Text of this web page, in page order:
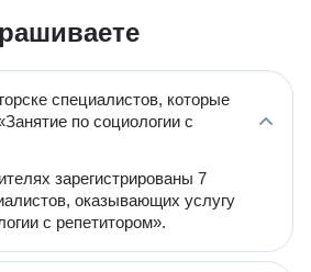
специалистов, которые
по социологии с
зарегистрированы 7
оказывающих услугу
с репетитором».